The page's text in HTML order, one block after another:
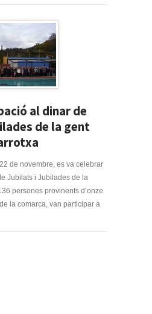
al dinar de
de la gent
de novembre, es va celebrar
Jubilats i Jubilades de la
persones provinents d’onze
la comarca, van participar a